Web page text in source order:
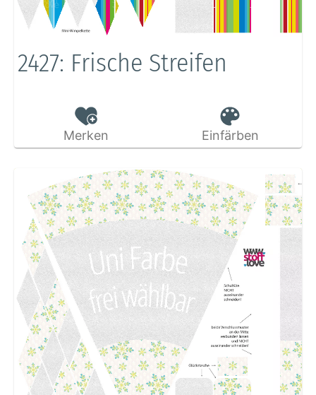
2427: Frische Streifen
Merken Einfärben